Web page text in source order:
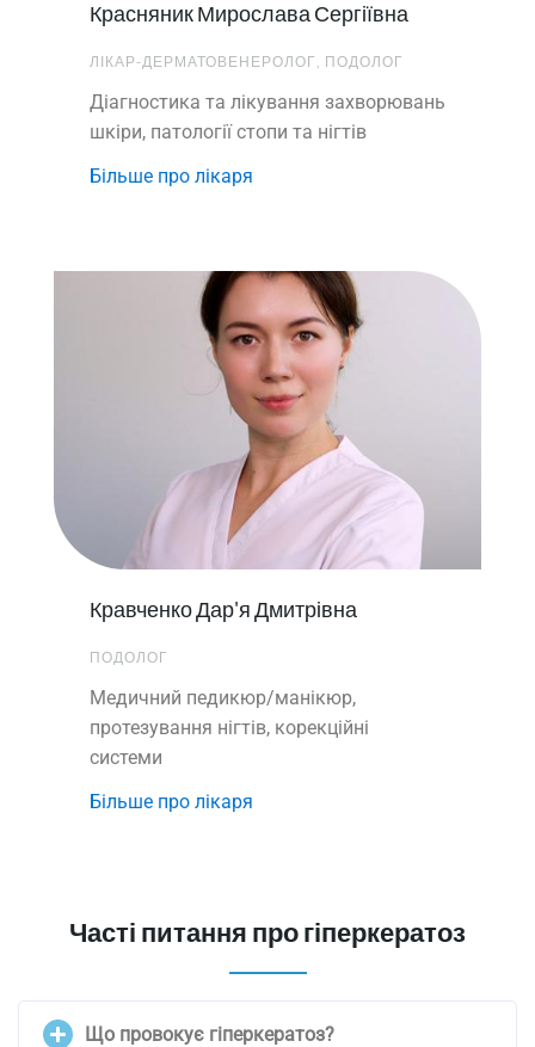
Красняник Мирослава Сергіївна
ЛІКАР-ДЕРМАТОВЕНЕРОЛОГ, ПОДОЛОГ
Діагностика та лікування захворювань
шкіри, патології стопи та нігтів
Більше про лікаря
Кравченко Дар'я Дмитрівна
ПОДОЛОГ
Медичний педикюр/манікюр,
протезування нігтів, корекційні
системи
Більше про лікаря
Часті питання про гіперкератоз
Що провокує гіперкератоз?